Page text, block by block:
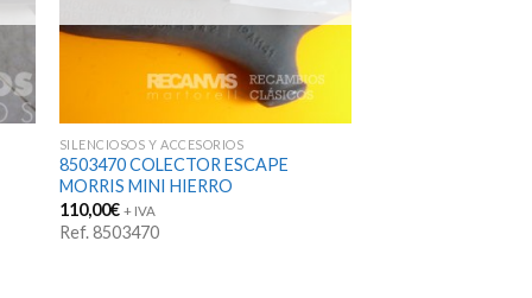
SILENCIOSOS Y ACCESORIOS
8503470 COLECTOR ESCAPE
MORRIS MINI HIERRO
110,00€ + IVA
Ref. 8503470